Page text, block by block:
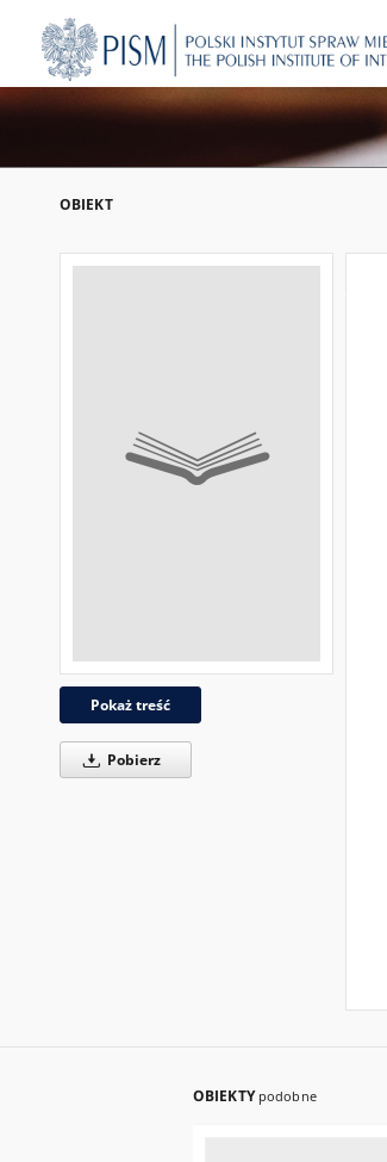
OBIEKT
Pokaż treść
Pobierz
OBIEKTY podobne